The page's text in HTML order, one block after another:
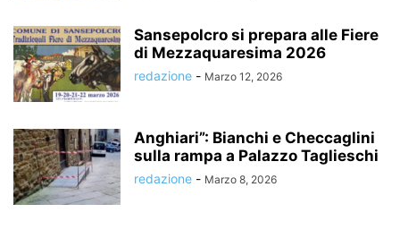
Sansepolcro si prepara alle Fiere
di Mezzaquaresima 2026
redazione - Marzo 12, 2026
Anghiari”: Bianchi e Checcaglini
sulla rampa a Palazzo Taglieschi
redazione - Marzo 8, 2026